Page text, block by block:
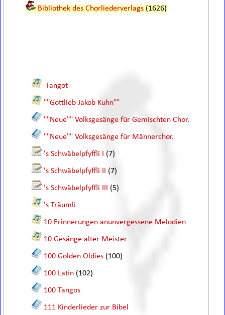
Bibliothek des Chorliederverlags (1626)
Tangot
""Gottlieb Jakob Kuhn""
""Neue"" Volksgesänge für Gemischten Chor.
""Neue"" Volksgesänge für Männerchor.
's Schwäbelpfyffli I (7)
's Schwäbelpfyffli II (7)
's Schwäbelpfyffli III (5)
's Träumli
10 Erinnerungen anunvergessene Melodien
10 Gesänge alter Meister
100 Golden Oldies (100)
100 Latin (102)
100 Tangos
111 Kinderlieder zur Bibel